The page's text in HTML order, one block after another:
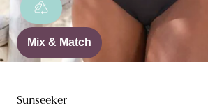
Mix & Match
Sunseeker